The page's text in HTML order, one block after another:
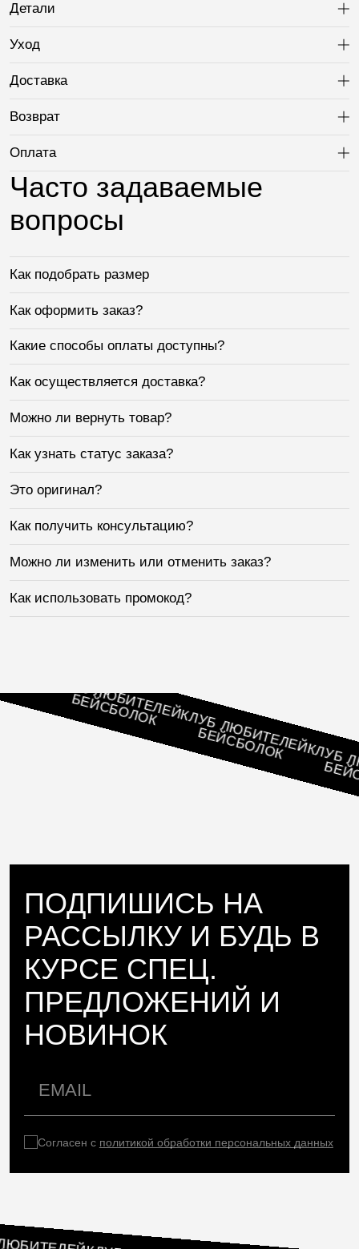
Детали
Уход
Доставка
Возврат
Оплата
Часто задаваемые
вопросы
Как подобрать размер
Как оформить заказ?
Какие способы оплаты доступны?
Как осуществляется доставка?
Можно ли вернуть товар?
Как узнать статус заказа?
Это оригинал?
Как получить консультацию?
Можно ли изменить или отменить заказ?
Как использовать промокод?
ПОДПИШИСЬ НА
РАССЫЛКУ И БУДЬ В
КУРСЕ СПЕЦ.
ПРЕДЛОЖЕНИЙ И
НОВИНОК
Согласен с политикой обработки персональных данных
КЛУБ ЛЮБИТЕЛЕЙ
БЕЙСБОЛОК КЛУБ ЛЮБИТЕЛЕЙ
БЕЙСБОЛОК КЛУБ